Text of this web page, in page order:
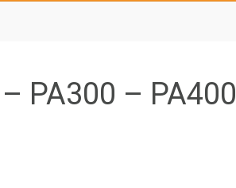
PA300 – PA400